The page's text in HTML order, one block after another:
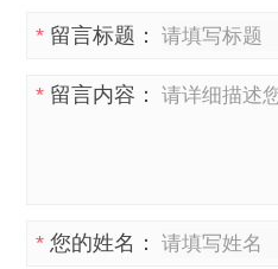
* 留言标题：
* 留言内容：
* 您的姓名：